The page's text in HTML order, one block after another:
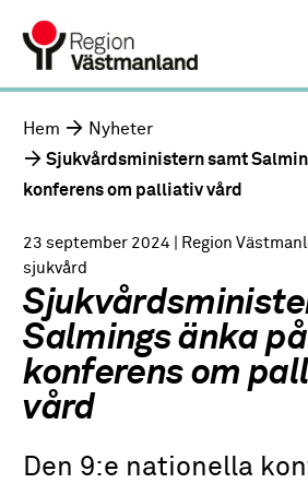
Hem
Nyheter
Sjukvårdsministern samt
konferens om palliativ vård
23 september 2024 | Region
sjukvård
Salmings änka på
konferens om
vård
Den 9:e nationella